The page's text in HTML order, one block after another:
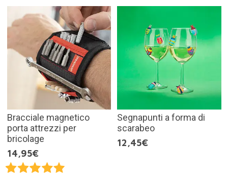
Bracciale magnetico
porta attrezzi per
bricolage
14,95€
Segnapunti a forma di
scarabeo
12,45€